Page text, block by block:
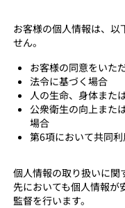
お客様の個人情報は、以
せん。
お客様の同意をいた
法令に基づく場合
人の生命、身体また
公衆衛生の向上また
場合
第6項において共同
個人情報の取り扱いに関
先においても個人情報が
監督を行います。